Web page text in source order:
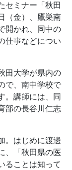
セミナー「秋田
（金）、鷹巣南
開かれ、同中の
仕事などについ
田大学が県内の
で、南中学校で
。講師には、同
部の長谷川仁志
。はじめに渡邊
、「秋田県の医
ることは知って